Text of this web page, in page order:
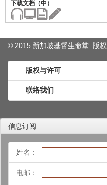
© 2015 新加坡基督生命堂. 版权
版权与许可
联络我们
信息订阅
姓名：
电邮：